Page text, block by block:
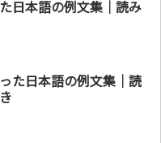
日本語の例文集｜読み
た日本語の例文集｜読